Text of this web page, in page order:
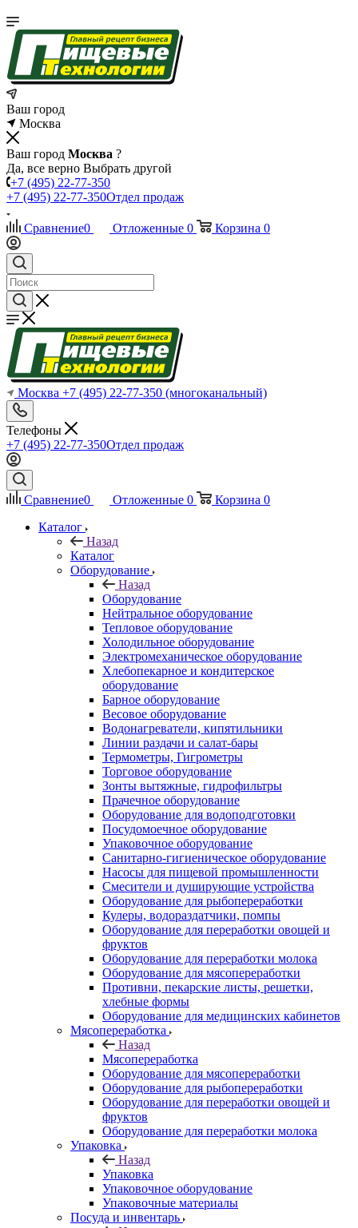
Ваш город
Москва
Ваш город Москва ?
Да, все верно Выбрать другой
+7 (495) 22-77-350
+7 (495) 22-77-350Отдел продаж
Сравнение0 Отложенные 0 Корзина 0
Москва +7 (495) 22-77-350 (многоканальный)
Телефоны
+7 (495) 22-77-350Отдел продаж
Сравнение0 Отложенные 0 Корзина 0
Каталог
Назад
Каталог
Оборудование
Назад
Оборудование
Нейтральное оборудование
Тепловое оборудование
Холодильное оборудование
Электромеханическое оборудование
Хлебопекарное и кондитерское
оборудование
Барное оборудование
Весовое оборудование
Водонагреватели, кипятильники
Линии раздачи и салат-бары
Термометры, Гигрометры
Торговое оборудование
Зонты вытяжные, гидрофильтры
Прачечное оборудование
Оборудование для водоподготовки
Посудомоечное оборудование
Упаковочное оборудование
Санитарно-гигиеническое оборудование
Насосы для пищевой промышленности
Смесители и душирующие устройства
Оборудование для рыбопереработки
Кулеры, водораздатчики, помпы
Оборудование для переработки овощей и
фруктов
Оборудование для переработки молока
Оборудование для мясопереработки
Противни, пекарские листы, решетки,
хлебные формы
Оборудование для медицинских кабинетов
Мясопереработка
Назад
Мясопереработка
Оборудование для мясопереработки
Оборудование для рыбопереработки
Оборудование для переработки овощей и
фруктов
Оборудование для переработки молока
Упаковка
Назад
Упаковка
Упаковочное оборудование
Упаковочные материалы
Посуда и инвентарь